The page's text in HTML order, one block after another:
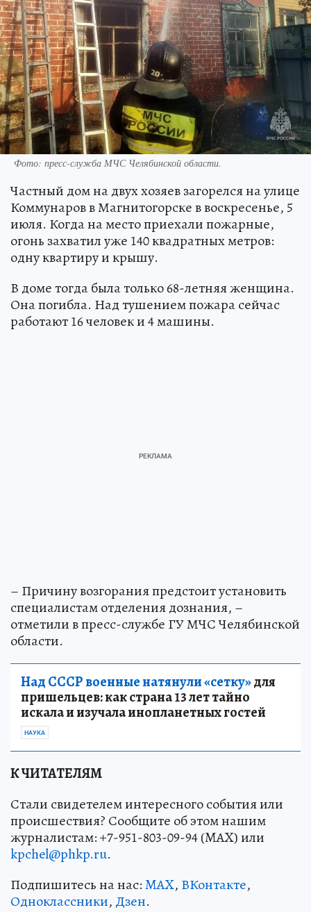
Фото: пресс-служба МЧС Челябинской области.
Частный дом на двух хозяев загорелся на улице
Коммунаров в Магнитогорске в воскресенье, 5
июля. Когда на место приехали пожарные,
огонь захватил уже 140 квадратных метров:
одну квартиру и крышу.
В доме тогда была только 68-летняя женщина.
Она погибла. Над тушением пожара сейчас
работают 16 человек и 4 машины.
– Причину возгорания предстоит установить
специалистам отделения дознания, –
отметили в пресс-службе ГУ МЧС Челябинской
области.
Над СССР военные натянули «сетку»для
пришельцев: как страна 13 лет тайно
искала и изучала инопланетных гостей
НАУКА
К ЧИТАТЕЛЯМ
Стали свидетелем интересного события или
происшествия? Сообщите об этом нашим
журналистам: +7-951-803-09-94 (MAX) или
kpchel@phkp.ru.
Подпишитесь на нас:MAX, ВКонтакте,
Одноклассники, Дзен.